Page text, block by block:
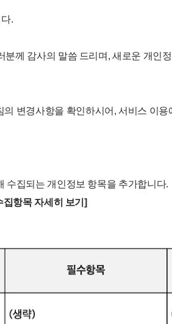
.
분께 감사의 말씀 드리며, 새로운 개인
변경사항을 확인하시어, 서비스 이용
수집되는 개인정보 항목을 추가합니다.
집항목 자세히 보기]